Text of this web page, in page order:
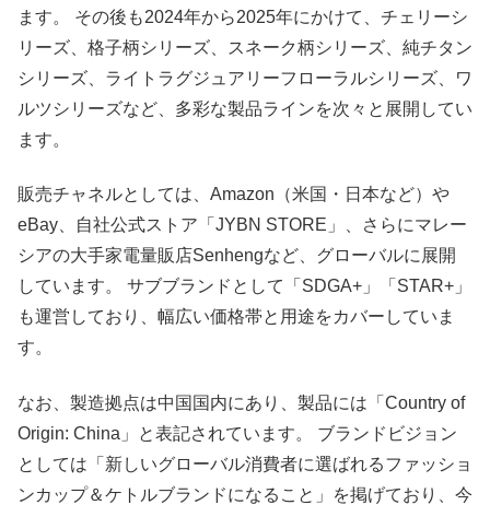
ます。 その後も2024年から2025年にかけて、チェリーシ
リーズ、格子柄シリーズ、スネーク柄シリーズ、純チタン
シリーズ、ライトラグジュアリーフローラルシリーズ、ワ
ルツシリーズなど、多彩な製品ラインを次々と展開してい
ます。
販売チャネルとしては、Amazon（米国・日本など）や
eBay、自社公式ストア「JYBN STORE」、さらにマレー
シアの大手家電量販店Senhengなど、グローバルに展開
しています。 サブブランドとして「SDGA+」「STAR+」
も運営しており、幅広い価格帯と用途をカバーしていま
す。
なお、製造拠点は中国国内にあり、製品には「Country of
Origin: China」と表記されています。 ブランドビジョン
としては「新しいグローバル消費者に選ばれるファッショ
ンカップ＆ケトルブランドになること」を掲げており、今